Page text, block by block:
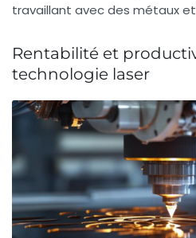
travaillant avec des métaux
Rentabilité et
technologie laser